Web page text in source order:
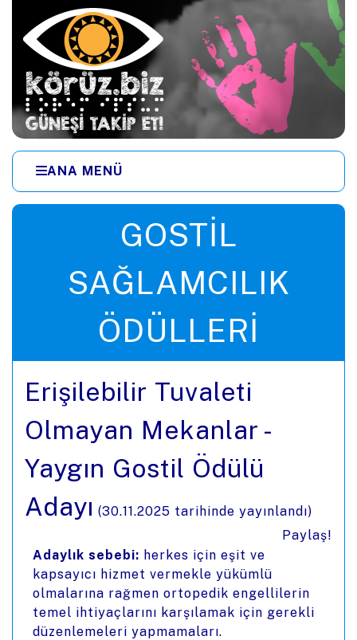
Ana içeriğe zıpla
ANA MENÜ
GOSTIL
SAĞLAMCILIK
ÖDÜLLERI
Erişilebilir Tuvaleti
Olmayan Mekanlar -
Yaygın Gostil Ödülü
Adayı (30.11.2025 tarihinde yayınlandı)
Paylaş!
Adaylık sebebi: herkes için eşit ve
kapsayıcı hizmet vermekle yükümlü
olmalarına rağmen ortopedik engellilerin
temel ihtiyaçlarını karşılamak için gerekli
düzenlemeleri yapmamaları.
Menüye zıpla